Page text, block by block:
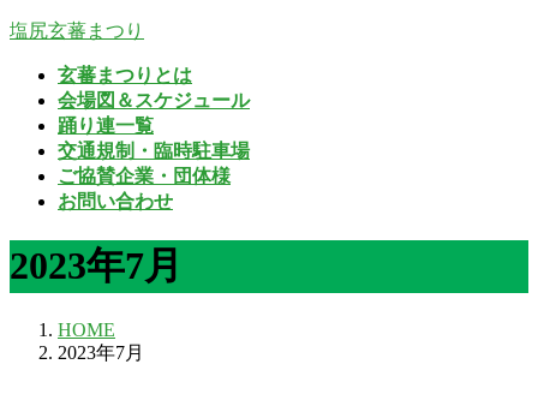
コ
プ
ナ
動
塩尻玄蕃まつり
玄蕃まつりとは
会場図＆スケジュール
踊り連一覧
交通規制・臨時駐車場
ご協賛企業・団体様
お問い合わせ
2023年7月
HOME
2023年7月